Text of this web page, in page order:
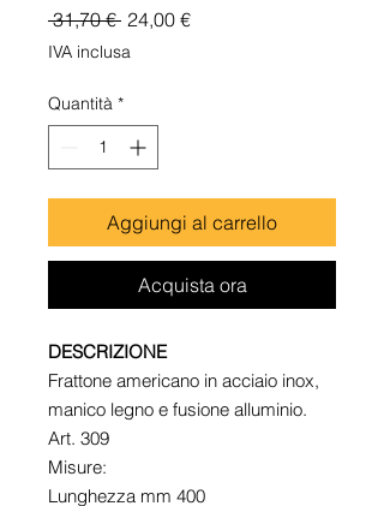
31,70 € Prezzo
regolare
24,00 €Prezzo
IVA inclusa
Quantità *
Aggiungi al carrello
Acquista ora
DESCRIZIONE
Frattone americano in acciaio inox,
manico legno e fusione alluminio.
Art. 309
Misure:
Lunghezza mm 400